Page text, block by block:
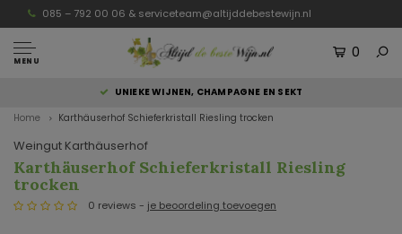
085 – 792 00 06 & serviceteam@altijddebestewijn.nl
MENU
0
UNIEKE WIJNEN, CHAMPAGNE EN SEKT
Home Karthäuserhof Schieferkristall Riesling trocken
Weingut Karthäuserhof
Karthäuserhof Schieferkristall Riesling
trocken
0 reviews - je beoordeling toevoegen